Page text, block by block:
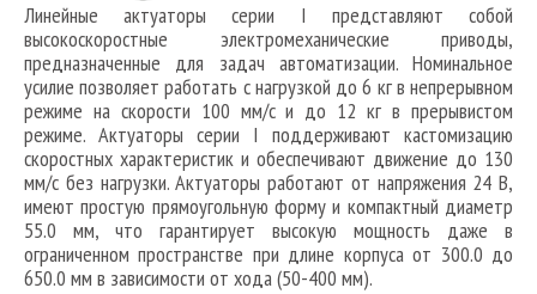
Линейные актуаторы серии I представляют собой
высокоскоростные электромеханические приводы,
предназначенные для задач автоматизации. Номинальное
усилие позволяет работать с нагрузкой до 6 кг в непрерывном
режиме на скорости 100 мм/с и до 12 кг в прерывистом
режиме. Актуаторы серии I поддерживают кастомизацию
скоростных характеристик и обеспечивают движение до 130
мм/с без нагрузки. Актуаторы работают от напряжения 24 В,
имеют простую прямоугольную форму и компактный диаметр
55.0 мм, что гарантирует высокую мощность даже в
ограниченном пространстве при длине корпуса от 300.0 до
650.0 мм в зависимости от хода (50-400 мм).